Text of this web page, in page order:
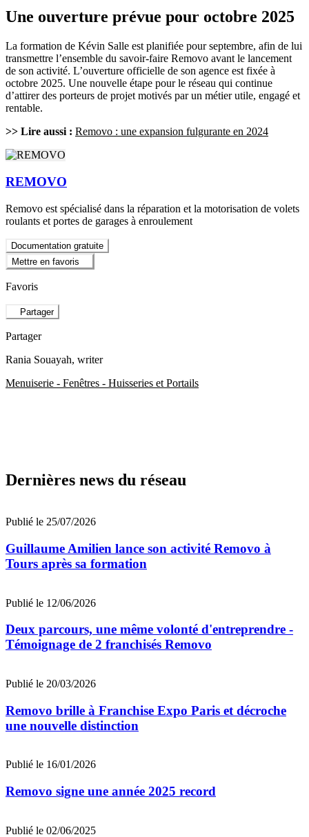
Une ouverture prévue pour octobre 2025
La formation de Kévin Salle est planifiée pour septembre, afin de lui
transmettre l’ensemble du savoir-faire Removo avant le lancement
de son activité. L’ouverture officielle de son agence est fixée à
octobre 2025. Une nouvelle étape pour le réseau qui continue
d’attirer des porteurs de projet motivés par un métier utile, engagé et
rentable.
>> Lire aussi : Removo : une expansion fulgurante en 2024
REMOVO
Removo est spécialisé dans la réparation et la motorisation de volets
roulants et portes de garages à enroulement
Documentation gratuite
Mettre en favoris
Favoris
Partager
Partager
Rania Souayah, writer
Menuiserie - Fenêtres - Huisseries et Portails
Dernières news du réseau
Publié le 25/07/2026
Guillaume Amilien lance son activité Removo à
Tours après sa formation
Publié le 12/06/2026
Deux parcours, une même volonté d'entreprendre -
Témoignage de 2 franchisés Removo
Publié le 20/03/2026
Removo brille à Franchise Expo Paris et décroche
une nouvelle distinction
Publié le 16/01/2026
Removo signe une année 2025 record
Publié le 02/06/2025